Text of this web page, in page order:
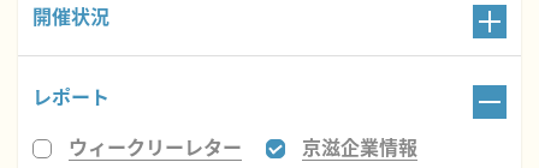
開催状況
レポート
ウィークリーレター
京滋企業情報